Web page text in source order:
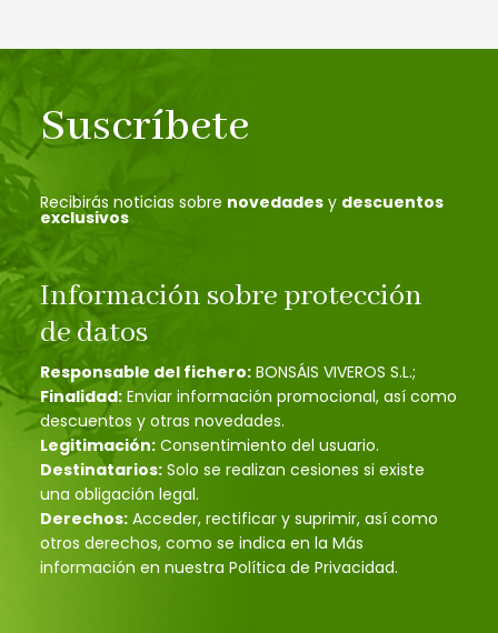
Suscríbete
Recibirás noticias sobre novedades y descuentos
exclusivos
Información sobre protección
de datos
Responsable del fichero: BONSÁIS VIVEROS S.L.;
Finalidad: Enviar información promocional, así como
descuentos y otras novedades.
Legitimación: Consentimiento del usuario.
Destinatarios: Solo se realizan cesiones si existe
una obligación legal.
Derechos: Acceder, rectificar y suprimir, así como
otros derechos, como se indica en la Más
información en nuestra Política de Privacidad.